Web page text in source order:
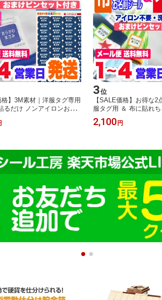
格】3M素材｜洋服タグ専用
るだけ ノンアイロンお名
お洋服タグ用 アイロン不
水 送料無料 名前シール お
3位
【SALE価格】お得な2
服タグ用 ＆ 布に貼れち
ロンお名前シール アイ
料無料 名前シール お名
2,100 円